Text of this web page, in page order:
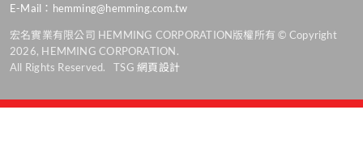
E-Mail： hemming@hemming.com.tw
宏名實業有限公司 HEMMING CORPORATION版權所有 © Copyright
2026, HEMMING CORPORATION.
All Rights Reserved. TSG網頁設計